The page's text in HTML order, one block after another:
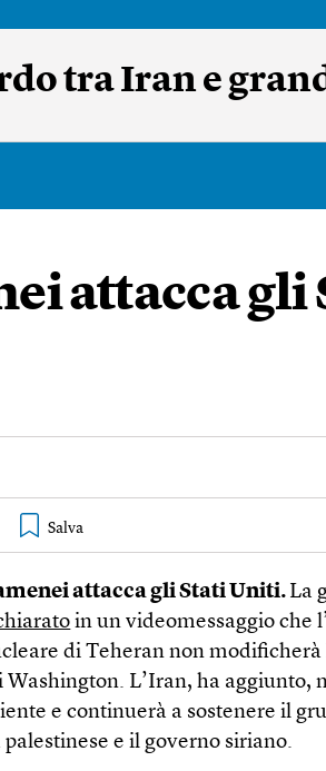
tra Iran e
attacca gli
attacca gli Stati Uniti. La
in un videomessaggio che
di Teheran non modificherà
L’Iran, ha aggiunto,
e continuerà a sostenere il
e il governo siriano.